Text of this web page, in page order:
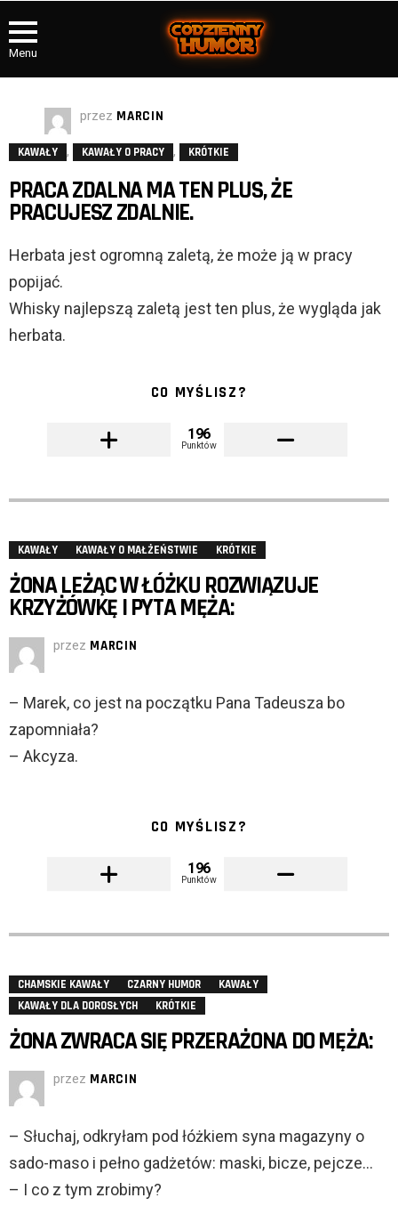
Menu
przez MARCIN
KAWAŁY , KAWAŁY O PRACY , KRÓTKIE
PRACA ZDALNA MA TEN PLUS, ŻE
PRACUJESZ ZDALNIE.
Herbata jest ogromną zaletą, że może ją w pracy
popijać.
Whisky najlepszą zaletą jest ten plus, że wygląda jak
herbata.
CO MYŚLISZ?
196
Punktów
KAWAŁY KAWAŁY O MAŁŻEŃSTWIE KRÓTKIE
ŻONA LEŻĄC W ŁÓŻKU ROZWIĄZUJE
KRZYŻÓWKĘ I PYTA MĘŻA:
przez MARCIN
– Marek, co jest na początku Pana Tadeusza bo
zapomniała?
– Akcyza.
CO MYŚLISZ?
196
Punktów
CHAMSKIE KAWAŁY CZARNY HUMOR
KAWAŁY
KAWAŁY DLA DOROSŁYCH
KRÓTKIE
ŻONA ZWRACA SIĘ PRZERAŻONA DO MĘŻA:
przez MARCIN
– Słuchaj, odkryłam pod łóżkiem syna magazyny o
sado-maso i pełno gadżetów: maski, bicze, pejcze…
– I co z tym zrobimy?